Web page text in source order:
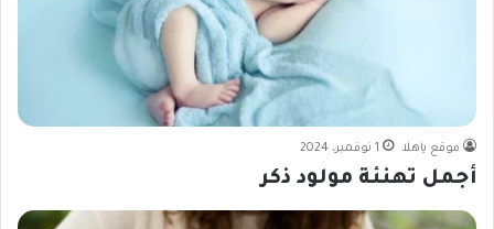
موقع ياهلا 1 نوفمبر، 2024
أجمل تهنئة مولود ذكر